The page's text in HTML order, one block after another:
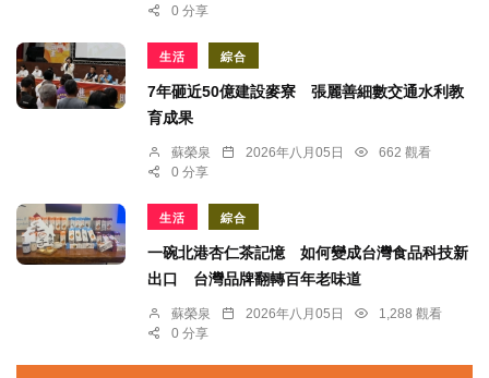
0 分享
生活 綜合
7年砸近50億建設麥寮 張麗善細數交通水利教
育成果
蘇榮泉 2026年八月05日
662 觀看
0 分享
生活 綜合
一碗北港杏仁茶記憶 如何變成台灣食品科技新
出口 台灣品牌翻轉百年老味道
蘇榮泉 2026年八月05日
1,288 觀看
0 分享